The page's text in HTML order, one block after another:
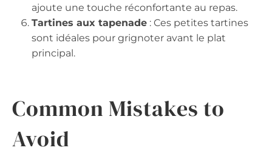
ajoute une touche réconfortante au repas.
Tartines aux tapenade : Ces petites tartines
sont idéales pour grignoter avant le plat
principal.
Common Mistakes to
Avoid